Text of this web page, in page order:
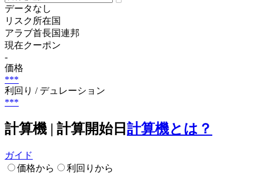
データなし
リスク所在国
アラブ首長国連邦
現在クーポン
-
価格
***
利回り / デュレーション
***
計算機 | 計算開始日 計算機とは？
ガイド
価格から
利回りから